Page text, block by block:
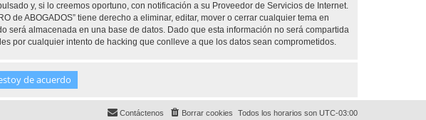
y, si lo creemos oportuno, con notificación a su Proveedor de Servicios de Internet.
de ABOGADOS” tiene derecho a eliminar, editar, mover o cerrar cualquier tema en
almacenada en una base de datos. Dado que esta información no será compartida
por cualquier intento de hacking que conlleve a que los datos sean comprometidos.
Todos los horarios son UTC-03:00
Borrar cookies
Contáctenos